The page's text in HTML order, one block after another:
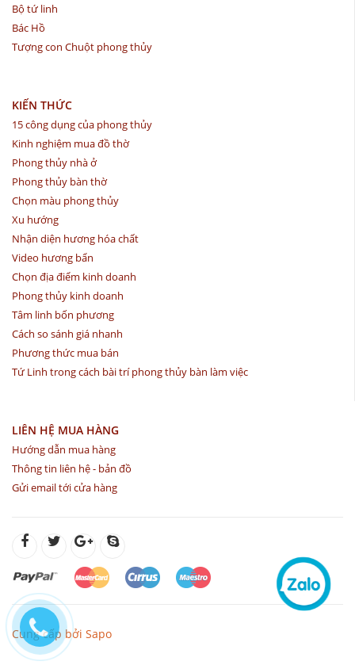
Bộ tứ linh
Bác Hồ
Tượng con Chuột phong thủy
KIẾN THỨC
15 công dụng của phong thủy
Kinh nghiệm mua đồ thờ
Phong thủy nhà ở
Phong thủy bàn thờ
Chọn màu phong thủy
Xu hướng
Nhận diện hương hóa chất
Video hương bẩn
Chọn địa điểm kinh doanh
Phong thủy kinh doanh
Tâm linh bốn phương
Cách so sánh giá nhanh
Phương thức mua bán
Tứ Linh trong cách bài trí phong thủy bàn làm việc
LIÊN HỆ MUA HÀNG
Hướng dẫn mua hàng
Thông tin liên hệ - bản đồ
Gửi email tới cửa hàng
Cung cấp bởi Sapo